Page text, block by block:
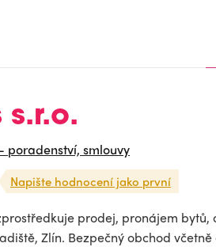
s.r.o.
poradenství, smlouvy
Napište hodnocení jako první
prodej, pronájem bytů,
Zlín. Bezpečný obchod